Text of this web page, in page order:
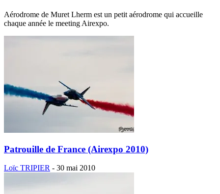
Aérodrome de Muret Lherm est un petit aérodrome qui accueille
chaque année le meeting Airexpo.
Patrouille de France (Airexpo 2010)
Loïc TRIPIER - 30 mai 2010